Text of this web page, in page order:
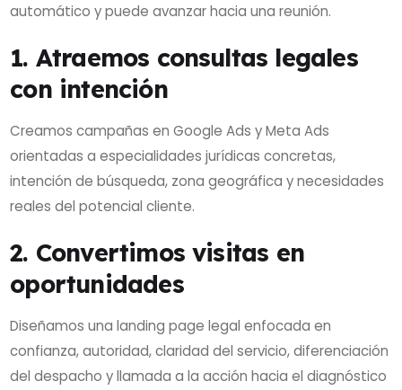
automático y puede avanzar hacia una reunión.
1. Atraemos consultas legales
con intención
Creamos campañas en Google Ads y Meta Ads
orientadas a especialidades jurídicas concretas,
intención de búsqueda, zona geográfica y necesidades
reales del potencial cliente.
2. Convertimos visitas en
oportunidades
Diseñamos una landing page legal enfocada en
confianza, autoridad, claridad del servicio, diferenciación
del despacho y llamada a la acción hacia el diagnóstico